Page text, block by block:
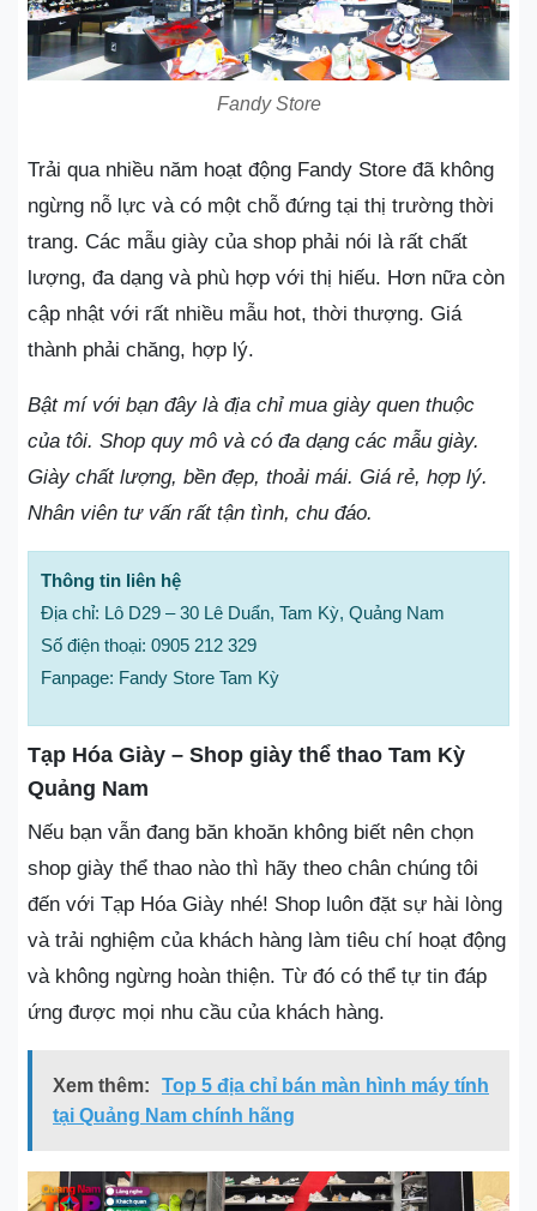
Fandy Store
Trải qua nhiều năm hoạt động Fandy Store đã không
ngừng nỗ lực và có một chỗ đứng tại thị trường thời
trang. Các mẫu giày của shop phải nói là rất chất
lượng, đa dạng và phù hợp với thị hiếu. Hơn nữa còn
cập nhật với rất nhiều mẫu hot, thời thượng. Giá
thành phải chăng, hợp lý.
Bật mí với bạn đây là địa chỉ mua giày quen thuộc
của tôi. Shop quy mô và có đa dạng các mẫu giày.
Giày chất lượng, bền đẹp, thoải mái. Giá rẻ, hợp lý.
Nhân viên tư vấn rất tận tình, chu đáo.
Thông tin liên hệ
Địa chỉ: Lô D29 – 30 Lê Duẩn, Tam Kỳ, Quảng Nam
Số điện thoại: 0905 212 329
Fanpage: Fandy Store Tam Kỳ
Tạp Hóa Giày – Shop giày thể thao Tam Kỳ
Quảng Nam
Nếu bạn vẫn đang băn khoăn không biết nên chọn
shop giày thể thao nào thì hãy theo chân chúng tôi
đến với Tạp Hóa Giày nhé! Shop luôn đặt sự hài lòng
và trải nghiệm của khách hàng làm tiêu chí hoạt động
và không ngừng hoàn thiện. Từ đó có thể tự tin đáp
ứng được mọi nhu cầu của khách hàng.
Xem thêm:
Top 5 địa chỉ bán màn hình máy tính
tại Quảng Nam chính hãng